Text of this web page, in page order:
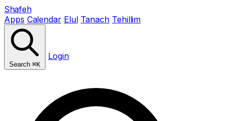
Shafeh
Apps Calendar Elul Tanach Tehillim
Search ⌘K
Login